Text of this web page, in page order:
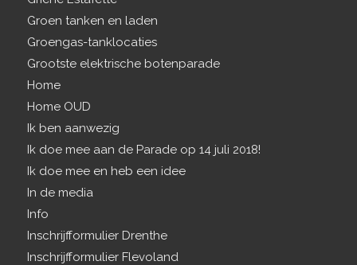
Groen tanken en laden
Groengas-tanklocaties
Grootste elektrische botenparade
Home
Home OUD
Ik ben aanwezig
Ik doe mee aan de Parade op 14 juli 2018!
Ik doe mee en heb een idee
In de media
Info
Inschrijfformulier Drenthe
Inschrijfformulier Flevoland